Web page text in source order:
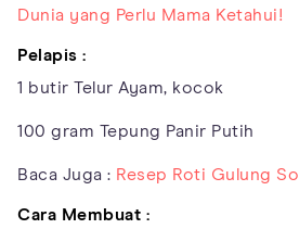
Dunia yang Perlu Mama Ketahui!
Pelapis :
1 butir Telur Ayam, kocok
100 gram Tepung Panir Putih
Baca Juga : Resep Roti Gulung
Cara Membuat :